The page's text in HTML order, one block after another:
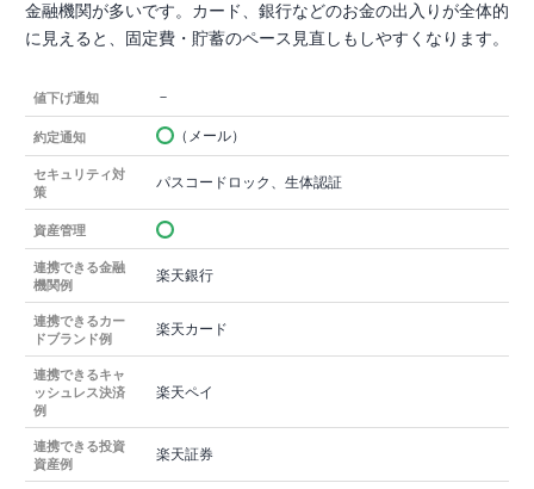
金融機関が多いです。カード、銀行などのお金の出入りが全体的
に見えると、固定費・貯蓄のペース見直しもしやすくなります。
値下げ通知 －
約定通知 （メール）
セキュリティ対
策
パスコードロック、生体認証
資産管理
連携できる金融
機関例
楽天銀行
連携できるカー
ドブランド例
楽天カード
連携できるキャ
ッシュレス決済
例
楽天ペイ
連携できる投資
資産例
楽天証券